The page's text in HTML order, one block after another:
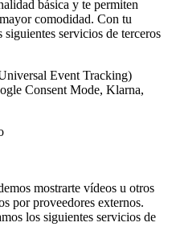
básica y te permiten
comodidad. Con tu
servicios de terceros
Event Tracking)
Consent Mode, Klarna,
mostrarte vídeos u otros
por proveedores externos.
los siguientes servicios de